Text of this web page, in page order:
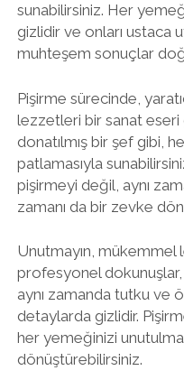
sunabilirsiniz. Her
gizlidir ve onları ustaca
muhteşem sonuçlar
Pişirme sürecinde,
lezzetleri bir sanat eseri
donatılmış bir şef gibi,
patlamasıyla
pişirmeyi değil, aynı
zamanı da bir zevke
Unutmayın,
profesyonel
aynı zamanda tutku ve
detaylarda gizlidir.
her yemeğinizi
dönüştürebilirsiniz.